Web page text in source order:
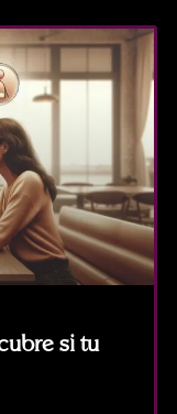
si tu